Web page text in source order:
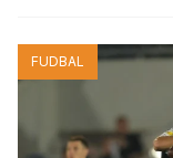
FUDBAL